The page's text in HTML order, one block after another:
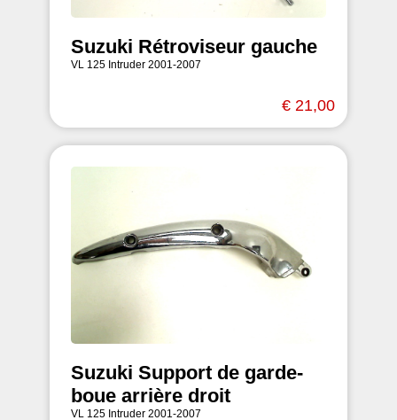
Suzuki Rétroviseur gauche
VL 125 Intruder 2001-2007
€ 21,00
Suzuki Support de garde-
boue arrière droit
VL 125 Intruder 2001-2007